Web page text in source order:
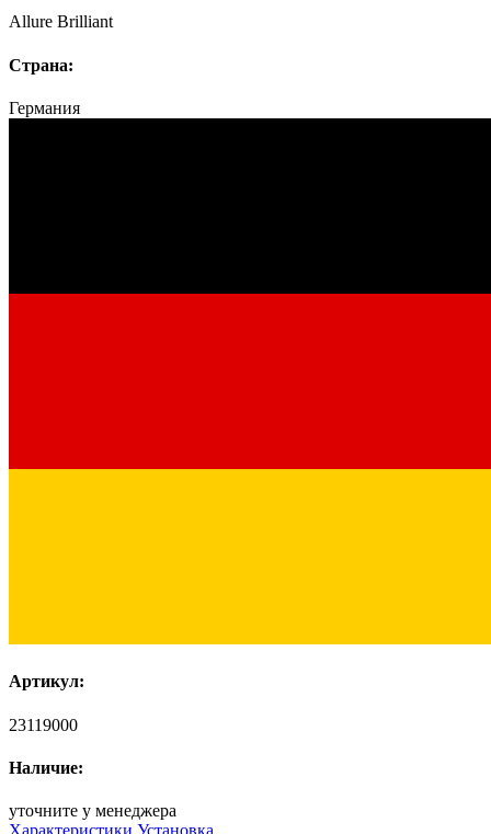
Allure Brilliant
Страна:
Германия
Артикул:
23119000
Наличие:
уточните у менеджера
Характеристики Установка